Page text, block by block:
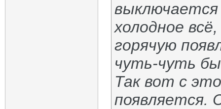
выключается
холодное
горячую
чуть-чуть
Так вот с
появляется.